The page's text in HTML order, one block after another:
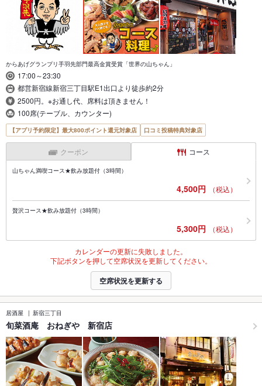
からあげグランプリ手羽先部門最高金賞受賞「世界の山ちゃん」
17:00～23:30
都営新宿線新宿三丁目駅E1出口より徒歩約2分
2500円。※お通し代、席料は頂きません！
100席(テーブル、カウンター)
【アプリ予約限定】最大800ポイント還元対象店 口コミ投稿特典対象店
クーポン コース
山ちゃん満喫コース★飲み放題付（3時間）
4,500円 （税込）
贅沢コース★飲み放題付（3時間）
5,300円 （税込）
カレンダーの更新に失敗しました。
下記ボタンを押して空席状況を更新してください。
空席状況を更新する
居酒屋 新宿三丁目
旬菜酒庵 おねぎや 新宿店